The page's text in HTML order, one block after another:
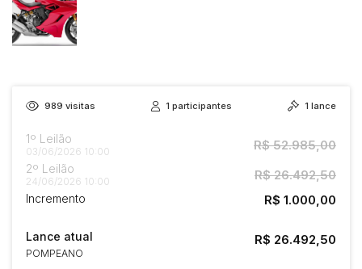
989 visitas 1 participantes 1 lance
1º Leilão
03/06/2026 10:00 R$ 52.985,00
2º Leilão
24/06/2026 10:00 R$ 26.492,50
Incremento R$ 1.000,00
Lance atual
POMPEANO
R$ 26.492,50